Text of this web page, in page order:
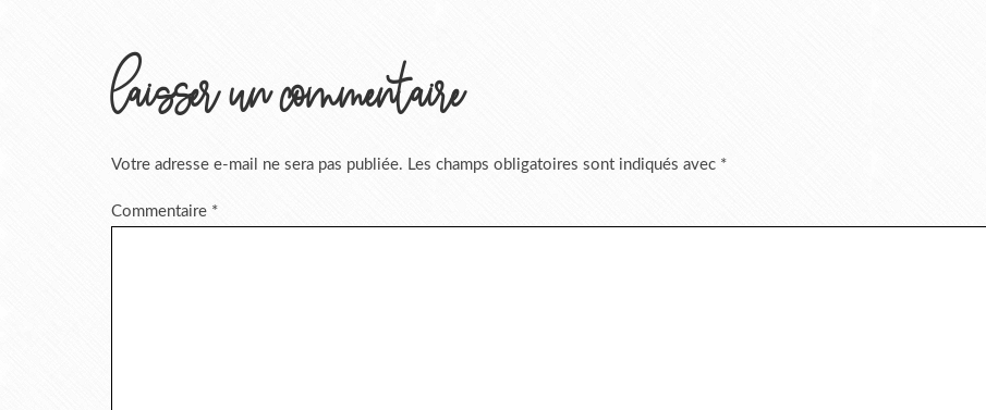
laisser un commentaire
Votre adresse e-mail ne sera pas publiée. Les champs obligatoires sont indiqués avec *
Commentaire *